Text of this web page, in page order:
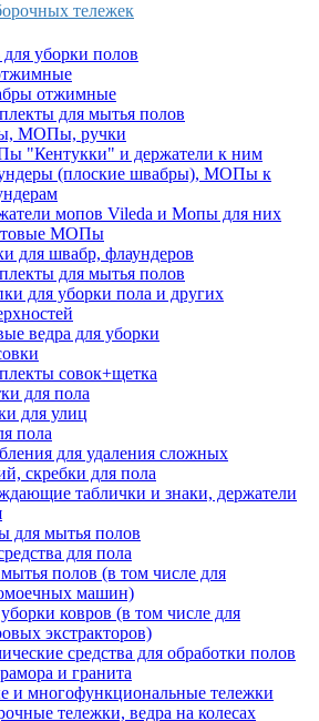
тележек
уборки полов
отжимные
для мытья полов
МОПы, ручки
"Кентукки" и держатели к ним
(плоские швабры), МОПы к
мопов Vileda и Мопы для них
МОПы
для швабр, флаундеров
для мытья полов
для уборки пола и других
ведра для уборки
совок+щетка
для пола
для улиц
пола
для удаления сложных
скребки для пола
таблички и знаки, держатели
для мытья полов
для пола
полов (в том числе для
машин)
ковров (в том числе для
экстракторов)
средства для обработки полов
и гранита
и многофункциональные тележки
тележки, ведра на колесах